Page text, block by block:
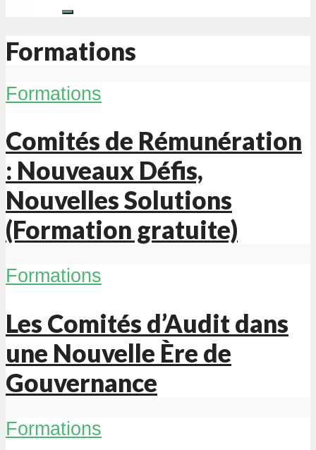
Formations
Formations
Comités de Rémunération
: Nouveaux Défis,
Nouvelles Solutions
(Formation gratuite)
Formations
Les Comités d’Audit dans
une Nouvelle Ère de
Gouvernance
Formations